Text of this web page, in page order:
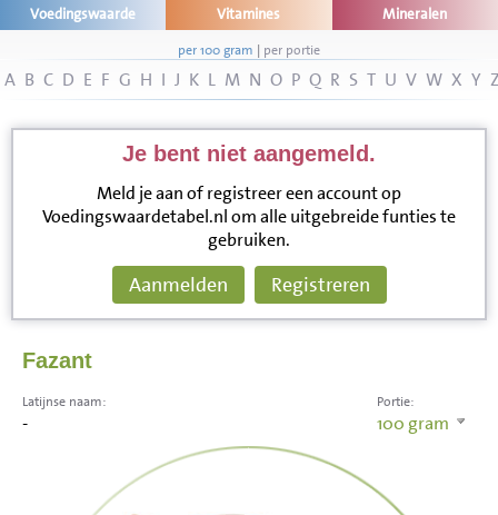
Disclaimer
Voedingswaarde Vitamines Mineralen
per 100 gram | per portie
A B C D E F G H I J K L M N O P Q R S T U V W X Y
Je bent niet aangemeld.
Meld je aan of registreer een account op
Voedingswaardetabel.nl om alle uitgebreide funties te
gebruiken.
Aanmelden Registreren
Fazant
Portie:
100 gram
Latijnse naam:
-